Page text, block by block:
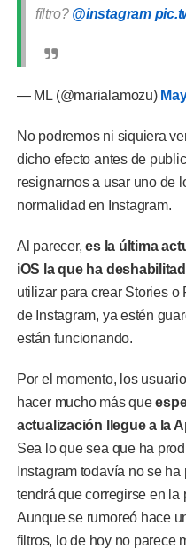
filtro? @instagram
— ML (@marialamozu)
No podremos ni siquiera
dicho efecto antes de
resignarnos a usar uno de
normalidad en Instagram.
Al parecer,es la última
iOS la que ha
utilizar para crear Stories
de Instagram, ya estén
están funcionando.
Por el momento, los
hacer mucho más que
actualización llegue a la
Sea lo que sea que ha
Instagram todavía no se
tendrá que corregirse en la
Aunque se rumoreó hace
filtros, lo de hoy no parece